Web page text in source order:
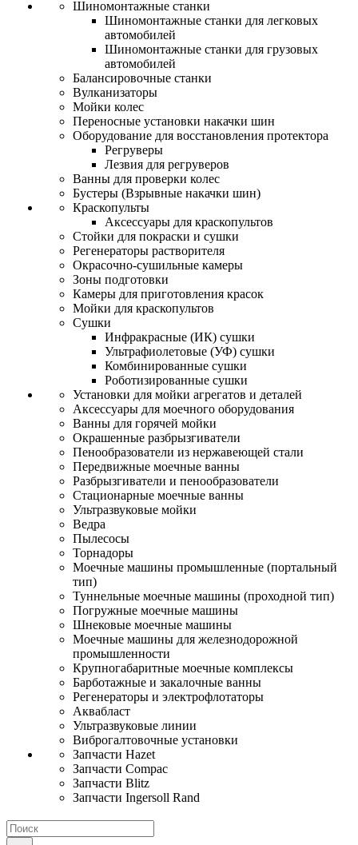
Шиномонтажные станки
Шиномонтажные станки для легковых
автомобилей
Шиномонтажные станки для грузовых
автомобилей
Балансировочные станки
Вулканизаторы
Мойки колес
Переносные установки накачки шин
Оборудование для восстановления протектора
Регруверы
Лезвия для регруверов
Ванны для проверки колес
Бустеры (Взрывные накачки шин)
Краскопульты
Аксессуары для краскопультов
Стойки для покраски и сушки
Регенераторы растворителя
Окрасочно-сушильные камеры
Зоны подготовки
Камеры для приготовления красок
Мойки для краскопультов
Сушки
Инфракрасные (ИК) сушки
Ультрафиолетовые (УФ) сушки
Комбинированные сушки
Роботизированные сушки
Установки для мойки агрегатов и деталей
Аксессуары для моечного оборудования
Ванны для горячей мойки
Окрашенные разбрызгиватели
Пенообразователи из нержавеющей стали
Передвижные моечные ванны
Разбрызгиватели и пенообразователи
Стационарные моечные ванны
Ультразвуковые мойки
Ведра
Пылесосы
Торнадоры
Моечные машины промышленные (портальный
тип)
Туннельные моечные машины (проходной тип)
Погружные моечные машины
Шнековые моечные машины
Моечные машины для железнодорожной
промышленности
Крупногабаритные моечные комплексы
Барботажные и закалочные ванны
Регенераторы и электрофлотаторы
Аквабласт
Ультразвуковые линии
Виброгалтовочные установки
Запчасти Hazet
Запчасти Compac
Запчасти Blitz
Запчасти Ingersoll Rand